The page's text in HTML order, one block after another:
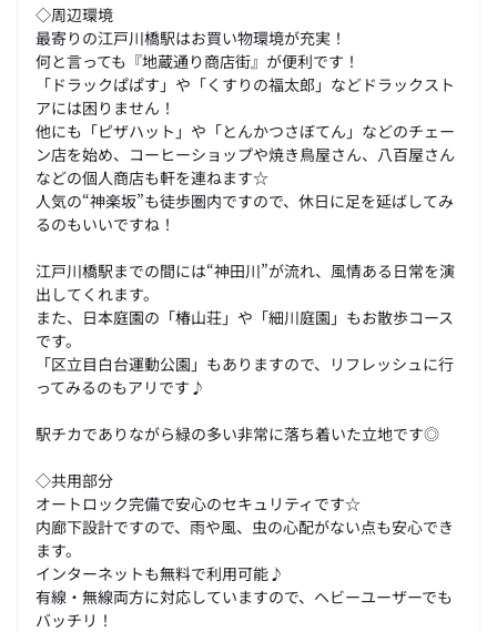
◇周辺環境
最寄りの江戸川橋駅はお買い物環境が充実！
何と言っても『地蔵通り商店街』が便利です！
「ドラックぱぱす」や「くすりの福太郎」などドラックスト
アには困りません！
他にも「ピザハット」や「とんかつさぼてん」などのチェー
ン店を始め、コーヒーショップや焼き鳥屋さん、八百屋さん
などの個人商店も軒を連ねます☆
人気の“神楽坂”も徒歩圏内ですので、休日に足を延ばしてみ
るのもいいですね！
江戸川橋駅までの間には“神田川”が流れ、風情ある日常を演
出してくれます。
また、日本庭園の「椿山荘」や「細川庭園」もお散歩コース
です。
「区立目白台運動公園」もありますので、リフレッシュに行
ってみるのもアリです♪
駅チカでありながら緑の多い非常に落ち着いた立地です◎
◇共用部分
オートロック完備で安心のセキュリティです☆
内廊下設計ですので、雨や風、虫の心配がない点も安心でき
ます。
インターネットも無料で利用可能♪
有線・無線両方に対応していますので、ヘビーユーザーでも
バッチリ！